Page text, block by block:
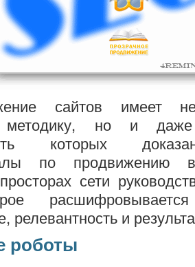
сайтов имеет
методику, но и
которых
по продвижению
сети
релевантность и
роботы